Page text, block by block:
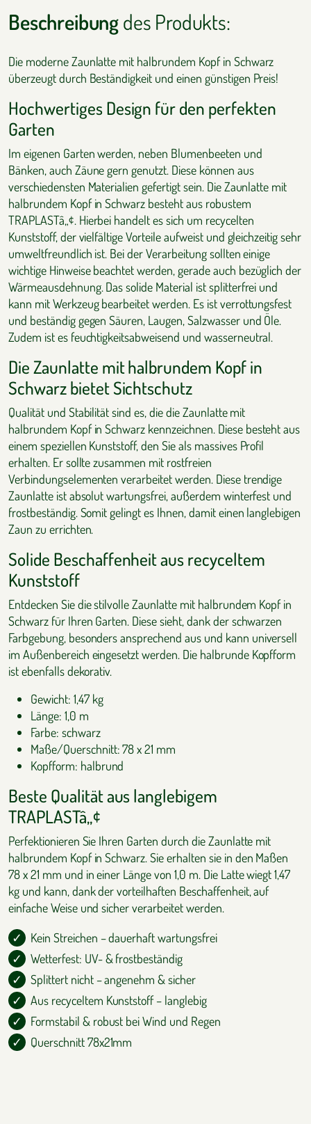
Beschreibungdes Produkts:
Die moderne Zaunlatte mit halbrundem Kopf in Schwarz
überzeugt durch Beständigkeit und einen günstigen Preis!
Hochwertiges Design für den perfekten
Garten
Im eigenen Garten werden, neben Blumenbeeten und
Bänken, auch Zäune gern genutzt. Diese können aus
verschiedensten Materialien gefertigt sein. Die Zaunlatte mit
halbrundem Kopf in Schwarz besteht aus robustem
TRAPLASTâ„¢. Hierbei handelt es sich um recycelten
Kunststoff, der vielfältige Vorteile aufweist und gleichzeitig sehr
umweltfreundlich ist. Bei der Verarbeitung sollten einige
wichtige Hinweise beachtet werden, gerade auch bezüglich der
Wärmeausdehnung. Das solide Material ist splitterfrei und
kann mit Werkzeug bearbeitet werden. Es ist verrottungsfest
und beständig gegen Säuren, Laugen, Salzwasser und Öle.
Zudem ist es feuchtigkeitsabweisend und wasserneutral.
Die Zaunlatte mit halbrundem Kopf in
Schwarz bietet Sichtschutz
Qualität und Stabilität sind es, die die Zaunlatte mit
halbrundem Kopf in Schwarz kennzeichnen. Diese besteht aus
einem speziellen Kunststoff, den Sie als massives Profil
erhalten. Er sollte zusammen mit rostfreien
Verbindungselementen verarbeitet werden. Diese trendige
Zaunlatte ist absolut wartungsfrei, außerdem winterfest und
frostbeständig. Somit gelingt es Ihnen, damit einen langlebigen
Zaun zu errichten.
Solide Beschaffenheit aus recyceltem
Kunststoff
Entdecken Sie die stilvolle Zaunlatte mit halbrundem Kopf in
Schwarz für Ihren Garten. Diese sieht, dank der schwarzen
Farbgebung, besonders ansprechend aus und kann universell
im Außenbereich eingesetzt werden. Die halbrunde Kopfform
ist ebenfalls dekorativ.
Gewicht: 1,47 kg
Länge: 1,0 m
Farbe: schwarz
Maße/Querschnitt: 78 x 21 mm
Kopfform: halbrund
Beste Qualität aus langlebigem
TRAPLASTâ„¢
Perfektionieren Sie Ihren Garten durch die Zaunlatte mit
halbrundem Kopf in Schwarz. Sie erhalten sie in den Maßen
78 x 21 mm und in einer Länge von 1,0 m. Die Latte wiegt 1,47
kg und kann, dank der vorteilhaften Beschaffenheit, auf
einfache Weise und sicher verarbeitet werden.
Kein Streichen – dauerhaft wartungsfrei
Wetterfest: UV- & frostbeständig
Splittert nicht – angenehm & sicher
Aus recyceltem Kunststoff – langlebig
Formstabil & robust bei Wind und Regen
Querschnitt 78x21mm